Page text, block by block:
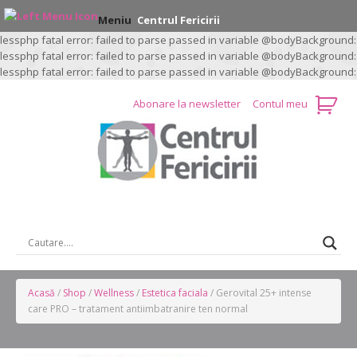
lessphp fatal error: failed to parse passed in variable @bodyBackground:
lessphp fatal error: failed to parse passed in variable @bodyBackground:
lessphp fatal error: failed to parse passed in variable @bodyBackground:
Abonare la newsletter Contul meu
Acasă / Shop /Wellness/ Estetica faciala / Gerovital 25+ intense
care PRO – tratament antiimbatranire ten normal
Meniu Centrul Fericirii